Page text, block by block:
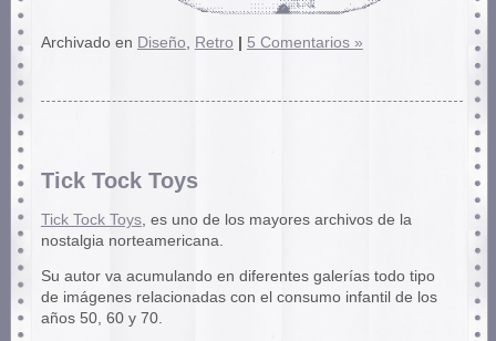
Archivado en Diseño Retro | 5 Comentarios »
Tick Tock Toys
Tick Tock Toys, es uno de los mayores archivos de la
nostalgia norteamericana.
Su autor va acumulando en diferentes galerías todo tipo
de imágenes relacionadas con el consumo infantil de los
años 50, 60 y 70.